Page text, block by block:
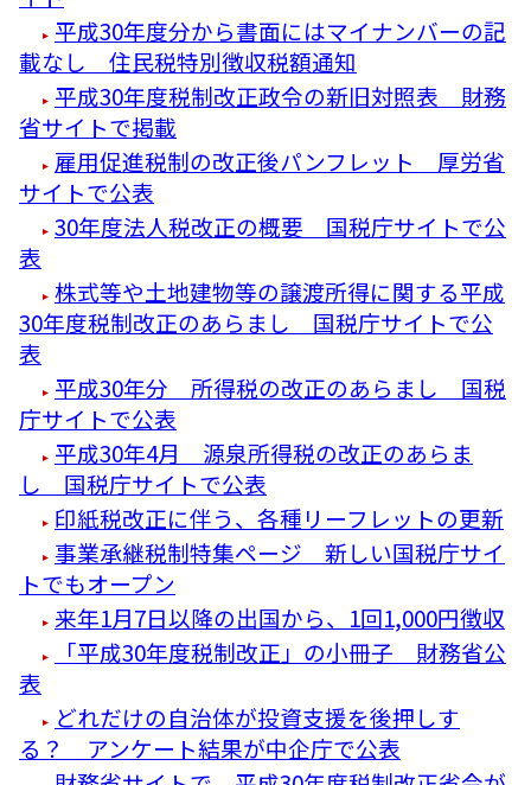
平成30年度分から書面にはマイナンバーの記
載なし 住民税特別徴収税額通知
平成30年度税制改正政令の新旧対照表 財務
省サイトで掲載
雇用促進税制の改正後パンフレット 厚労省
サイトで公表
30年度法人税改正の概要 国税庁サイトで公
表
株式等や土地建物等の譲渡所得に関する平成
30年度税制改正のあらまし 国税庁サイトで公
表
平成30年分 所得税の改正のあらまし 国税
庁サイトで公表
平成30年4月 源泉所得税の改正のあらま
し 国税庁サイトで公表
印紙税改正に伴う、各種リーフレットの更新
事業承継税制特集ページ 新しい国税庁サイ
トでもオープン
来年1月7日以降の出国から、1回1,000円徴収
「平成30年度税制改正」の小冊子 財務省公
表
どれだけの自治体が投資支援を後押しす
る？ アンケート結果が中企庁で公表